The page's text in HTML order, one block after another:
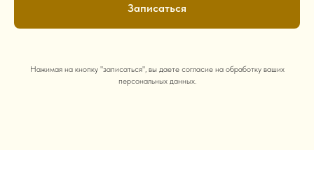
Записаться
Нажимая на кнопку "записаться", вы даете согласие на обработку ваших
персональных данных.